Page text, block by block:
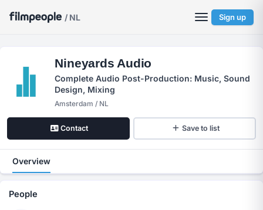
/ NL Sign up
Nineyards Audio
Complete Audio Post-Production: Music, Sound
Design, Mixing
Amsterdam / NL
Contact Save to list
Overview
People